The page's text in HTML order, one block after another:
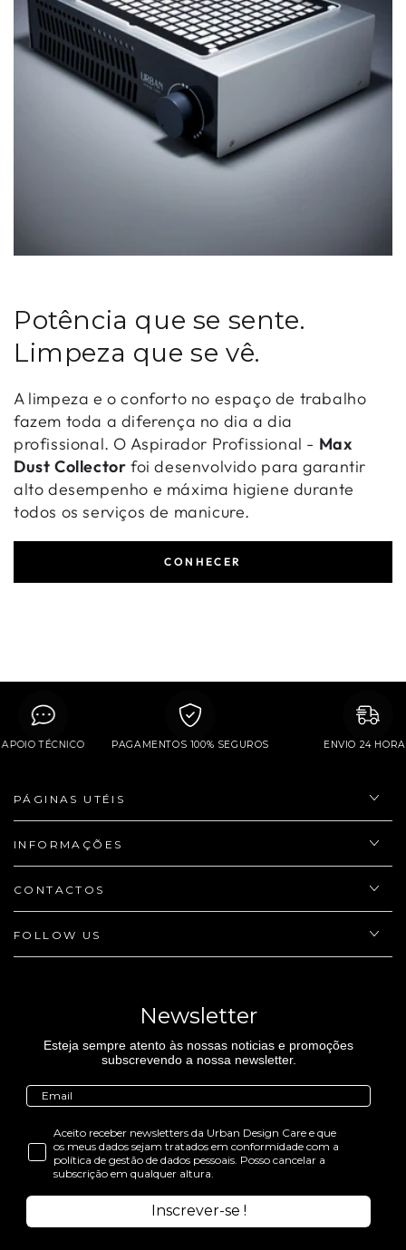
Potência que se sente.
Limpeza que se vê.
A limpeza e o conforto no espaço de trabalho
fazem toda a diferença no dia a dia
profissional. O Aspirador Profissional - Max
Dust Collector foi desenvolvido para garantir
alto desempenho e máxima higiene durante
todos os serviços de manicure.
CONHECER
APOIO TÉCNICO PAGAMENTOS 100% SEGUROS ENVIO 24
PÁGINAS UTÉIS
INFORMAÇÕES
CONTACTOS
FOLLOW US
Newsletter
Esteja sempre atento às nossas noticias e promoções
subscrevendo a nossa newsletter.
Aceito receber newsletters da Urban Design Care e que
os meus dados sejam tratados em conformidade com a
política de gestão de dados pessoais. Posso cancelar a
subscrição em qualquer altura.
Inscrever-se !